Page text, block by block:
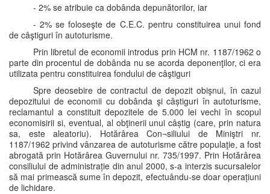
- 2% se atribuie ca dobânda depunătorilor, iar
- 2% se foloseşte de C.E.C. pentru constituirea unui fond
de câştiguri în autoturisme.
Prin libretul de economii introdus prin HCM nr. 1187/1962 o
parte din procentul de dobânda nu se acorda deponenţilor, ci era
utilizata pentru constituirea fondului de câştiguri
Spre deosebire de contractul de depozit obişnui, în cazul
depozitului de economii cu dobânda şi câștiguri în autoturisme,
reclamantul a constituit depozitele de 5.000 lei vechi în scopul
economisirii si, eventual, al obţinerii unui câștig (care, prin natura
sa, este aleatoriu). Hotărârea Con¬siliului de Miniştri nr.
1187/1962 privind vânzarea de autoturisme către populaţie, a fost
abrogată prin Hotărârea Guvernului nr. 735/1997. Prin Hotărârea
consiliului de administrație din anul 2000, s-a interzis sucursalelor
să mai primească sume în depozit, efectuându-se doar operațiuni
de lichidare.